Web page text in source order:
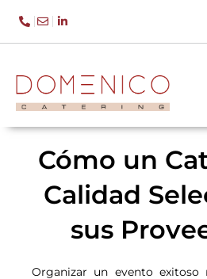
contenido
Cómo un
Calidad
sus
Organizar un evento exitoso